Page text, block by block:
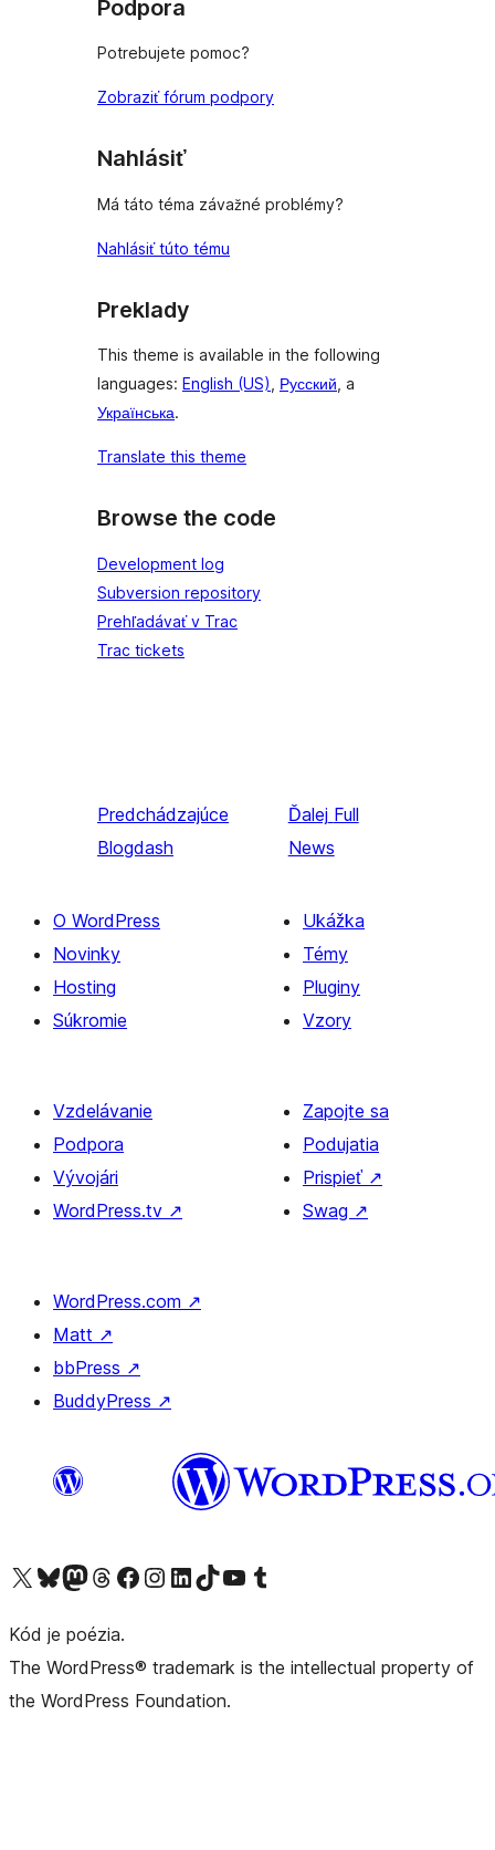
Podpora
Potrebujete pomoc?
Zobraziť fórum podpory
Nahlásiť
Má táto téma závažné problémy?
Nahlásiť túto tému
Preklady
This theme is available in the following
languages: English (US), Русский, a
Українська.
Translate this theme
Browse the code
Development log
Subversion repository
Prehľadávať v Trac
Trac tickets
Predchádzajúce
Blogdash
Ďalej Full
News
O WordPress
Novinky
Hosting
Súkromie
Ukážka
Témy
Pluginy
Vzory
Vzdelávanie
Podpora
Vývojári
WordPress.tv ↗
Zapojte sa
Podujatia
Prispieť ↗
Swag ↗
WordPress.com ↗
Matt ↗
bbPress ↗
BuddyPress ↗
Navštívte náš účet na X (predtým Twitter)
Navštívte náš účet na platforme Bluesky
Navštívte náš účet na Mastodone
Navštívte náš účet na platforme Threads
Navštívte našu stránku na Facebooku
Navštívte náš účet Instagram
Navštívte náš účet LinkedIn
Navštívte náš účet na platforme TikTok
Navštívte náš kanál YouTube
Navštívte náš účet na platforme Tumblr
Kód je poézia.
The WordPress® trademark is the intellectual property of
the WordPress Foundation.